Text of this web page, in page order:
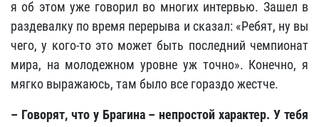
я об этом уже говорил во многих интервью. Зашел в
раздевалку по время перерыва и сказал: «Ребят, ну вы
чего, у кого-то это может быть последний чемпионат
мира, на молодежном уровне уж точно». Конечно, я
мягко выражаюсь, там было все гораздо жестче.
– Говорят, что у Брагина – непростой характер. У тебя